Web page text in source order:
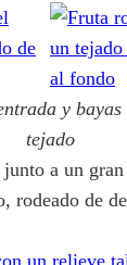
y
tejado
a un
rodeado de